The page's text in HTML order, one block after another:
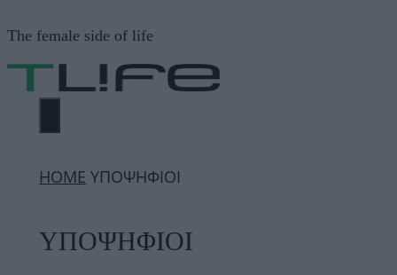
σε
περιεχόμενο
The female side of life
ΜΕΝΟΎ
ΗΟΜΕ ΥΠΟΨΗΦΙΟΙ
ΥΠΟΨΗΦΙΟΙ